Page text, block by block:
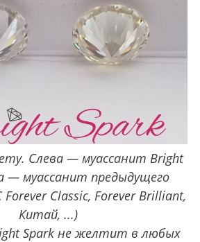
Слева — муассанит Bright
— муассанит предыдущего
Forever Classic, Forever Brilliant,
Китай, ...)
Spark не желтит в любых